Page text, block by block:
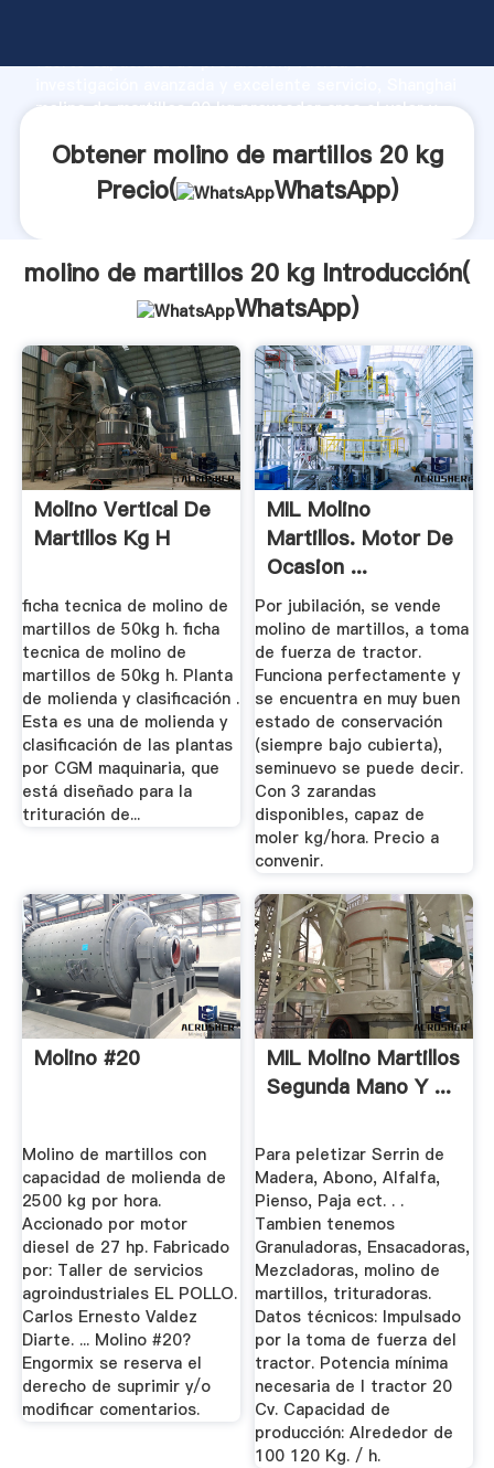
fuerte capacidad de producción, fuerza de
molino de martillos 20 kg proveedor crea el valor y
Obtener molino de martillos 20 kg
Precio(
WhatsApp)
molino de martillos 20 kg Introducción(
WhatsApp)
Molino Vertical De
Martillos Kg H
ficha tecnica de molino de
martillos de 50kg h. ficha
tecnica de molino de
martillos de 50kg h. Planta
de molienda y clasificación .
Esta es una de molienda y
clasificación de las plantas
por CGM maquinaria, que
está diseñado para la
trituración de...
MIL Molino
Martillos. Motor De
Ocasion ...
Por jubilación, se vende
molino de martillos, a toma
de fuerza de tractor.
Funciona perfectamente y
se encuentra en muy buen
estado de conservación
(siempre bajo cubierta),
seminuevo se puede decir.
Con 3 zarandas
disponibles, capaz de
moler kg/hora. Precio a
convenir.
Molino #20
Molino de martillos con
capacidad de molienda de
2500 kg por hora.
Accionado por motor
diesel de 27 hp. Fabricado
por: Taller de servicios
agroindustriales EL POLLO.
Carlos Ernesto Valdez
Diarte. ... Molino #20?
Engormix se reserva el
derecho de suprimir y/o
modificar comentarios.
MIL Molino Martillos
Segunda Mano Y ...
Para peletizar Serrin de
Madera, Abono, Alfalfa,
Pienso, Paja ect. . .
Tambien tenemos
Granuladoras, Ensacadoras,
Mezcladoras, molino de
martillos, trituradoras.
Datos técnicos: Impulsado
por la toma de fuerza del
tractor. Potencia mínima
necesaria de l tractor 20
Cv. Capacidad de
producción: Alrededor de
100 120 Kg. / h.